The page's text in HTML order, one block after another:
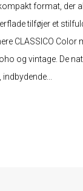
format, der
tilføjer et
CLASSICO Color
og vintage. De